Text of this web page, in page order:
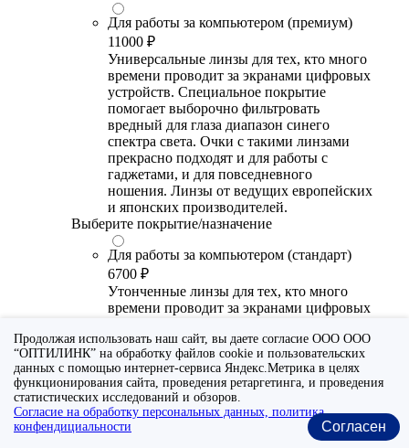
Для работы за компьютером (премиум)
11000 ₽
Универсальные линзы для тех, кто много
времени проводит за экранами цифровых
устройств. Специальное покрытие
помогает выборочно фильтровать
вредный для глаза диапазон синего
спектра света. Очки с такими линзами
прекрасно подходят и для работы с
гаджетами, и для повседневного
ношения. Линзы от ведущих европейских
и японских производителей.
Выберите покрытие/назначение
Для работы за компьютером (стандарт)
6700 ₽
Утонченные линзы для тех, кто много
времени проводит за экранами цифровых
блокер) помогает снизить воздействие
синего света от излучения мониторов.
Рекомендуются для использования во
время работы с гаджетами, не для
постоянного ношения. Линзы
производства Сербии или Ю.-В. Азии.
Продолжая использовать наш сайт, вы даете согласие ООО ООО
“ОПТИЛИНК” на обработку файлов cookie и пользовательских
данных с помощью интернет-сервиса Яндекс.Метрика в целях
функционирования сайта, проведения ретаргетинга, и проведения
статистических исследований и обзоров.
Согласие на обработку персональных данных, политика
конфендициальности
Согласен